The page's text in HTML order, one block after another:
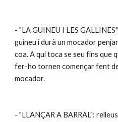
- "LA GUINEU I LES
guineu i durà un mocador
coa. A qui toca se seu fins que
fer-ho tornen començar fent
mocador.
- "LLANÇAR A BARRAL":